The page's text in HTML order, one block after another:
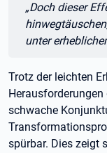
„Doch dieser
unter
Trotz der leichten
Herausforderungen
schwache
spürbar. Dies zeigt